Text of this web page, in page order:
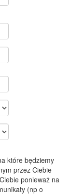
które będziemy
przez Ciebie
ponieważ na
(np o